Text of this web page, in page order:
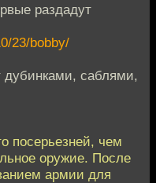
раздадут
23/bobby/
дубинками, саблями,
посерьезней, чем
оружие. После
армии для